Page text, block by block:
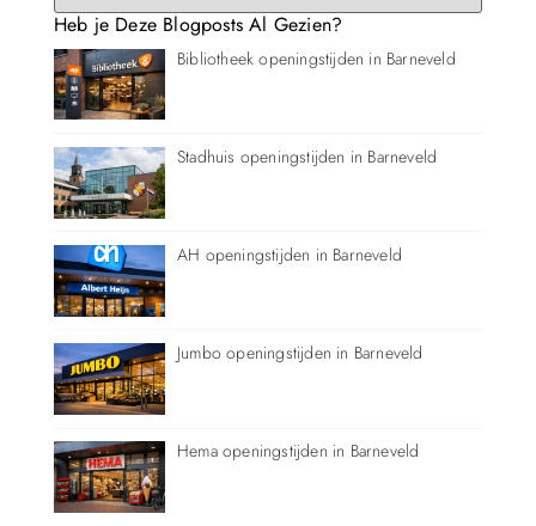
Heb je Deze Blogposts Al Gezien?
Bibliotheek openingstijden in Barneveld
Stadhuis openingstijden in Barneveld
AH openingstijden in Barneveld
Jumbo openingstijden in Barneveld
Hema openingstijden in Barneveld